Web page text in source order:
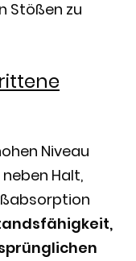
Stößen zu
Niveau
Halt,